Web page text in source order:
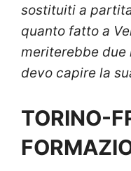
sostituiti a
quanto fatto a
meriterebbe due
devo capire la
TORINO-